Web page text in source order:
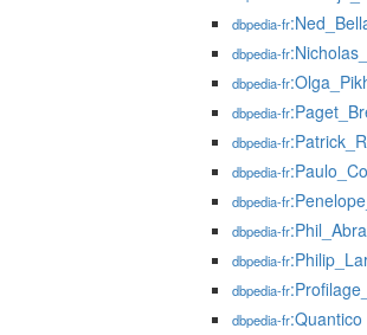
dbpedia-fr
dbpedia-fr
dbpedia-fr
dbpedia-fr
dbpedia-fr
dbpedia-fr
dbpedia-fr
dbpedia-fr
dbpedia-fr
dbpedia-fr
dbpedia-fr:Quantico